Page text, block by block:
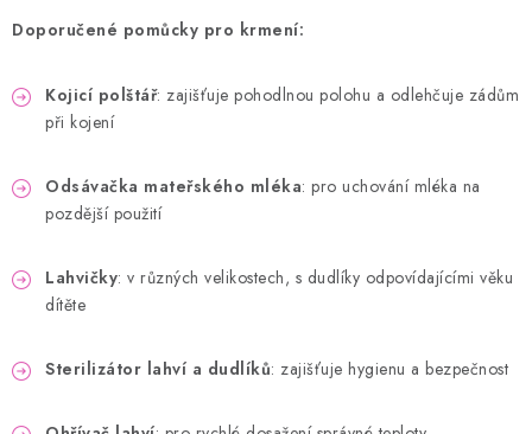
Doporučené pomůcky pro krmení:
Kojicí polštář: zajišťuje pohodlnou polohu a odlehčuje zádům
při kojení
Odsávačka mateřského mléka: pro uchování mléka na
pozdější použití
Lahvičky: v různých velikostech, s dudlíky odpovídajícími věku
dítěte
Sterilizátor lahví a dudlíků: zajišťuje hygienu a bezpečnost